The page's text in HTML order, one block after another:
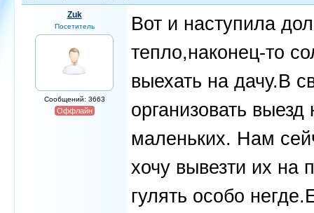
Zuk
Посетитель
Сообщений: 3663
Оффлайн
Вот и наступила
тепло,наконец-то
выехать на дачу.В
организовать
маленьких. Нам
хочу вывезти их на
гулять особо